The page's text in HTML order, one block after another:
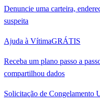
Denuncie uma carteira,
suspeita
Ajuda à VítimaGRÁTIS
Receba um plano passo a
compartilhou dados
Solicitação de Congelamento